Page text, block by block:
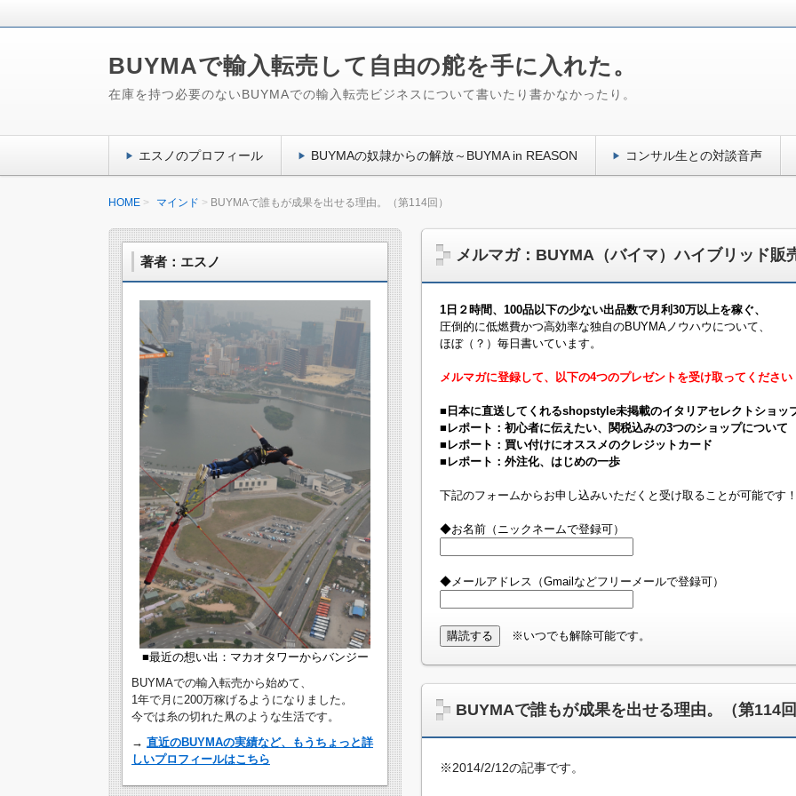
BUYMAで輸入転売して自由の舵を手に入れた。
在庫を持つ必要のないBUYMAでの輸入転売ビジネスについて書いたり書かなかったり。
エスノのプロフィール BUYMAの奴隷からの解放～BUYMA in REASON コンサル生との対談音声
HOME マインド BUYMAで誰もが成果を出せる理由。（第114回）
メルマガ：BUYMA（バイマ）ハイブリッド販
1日２時間、100品以下の少ない出品数で月利30万以上を稼ぐ、
圧倒的に低燃費かつ高効率な独自のBUYMAノウハウについて、
ほぼ（？）毎日書いています。
メルマガに登録して、以下の4つのプレゼントを受け取ってください
■日本に直送してくれるshopstyle未掲載のイタリアセレクトショッ
■レポート：初心者に伝えたい、関税込みの3つのショップについて
■レポート：買い付けにオススメのクレジットカード
■レポート：外注化、はじめの一歩
下記のフォームからお申し込みいただくと受け取ることが可能です！
◆お名前（ニックネームで登録可）
◆メールアドレス（Gmailなどフリーメールで登録可）
※いつでも解除可能です。
BUYMAで誰もが成果を出せる理由。（第114回
※2014/2/12の記事です。
著者：エスノ
■最近の想い出：マカオタワーからバンジー
BUYMAでの輸入転売から始めて、
1年で月に200万稼げるようになりました。
今では糸の切れた凧のような生活です。
→ 直近のBUYMAの実績など、もうちょっと詳
しいプロフィールはこちら